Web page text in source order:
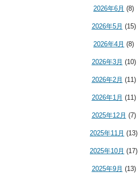
2026年6月 (8)
2026年5月 (15)
2026年4月 (8)
2026年3月 (10)
2026年2月 (11)
2026年1月 (11)
2025年12月 (7)
2025年11月 (13)
2025年10月 (17)
2025年9月 (13)